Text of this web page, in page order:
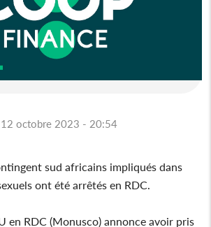
octobre 2023 - 20:54
sud africains impliqués dans
ont été arrêtés en RDC.
en RDC (Monusco) annonce avoir pris